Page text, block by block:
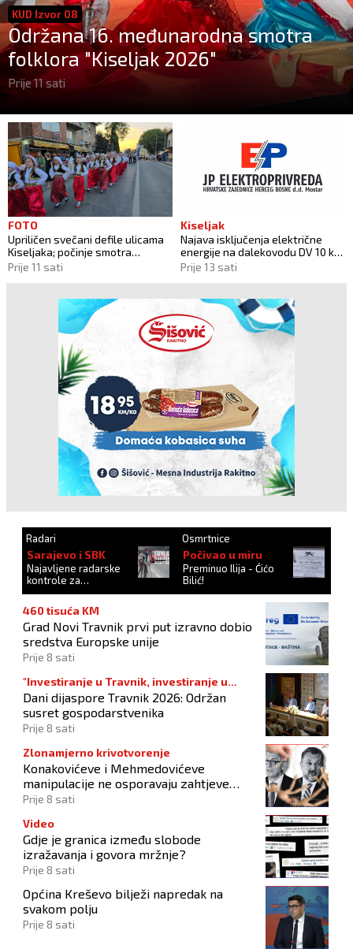
KUD Izvor 08
Održana 16. međunarodna smotra
folklora "Kiseljak 2026"
Prije 11 sati
FOTO
Upriličen svečani defile ulicama
Kiseljaka; počinje smotra
folklora!
Prije 11 sati
Kiseljak
Najava isključenja električne
energije na dalekovodu DV 10 kV
„DALMACIJA“
Prije 13 sati
Radari
Sarajevo i SBK
Najavljene radarske
kontrole za
27.10.2024.
Osmrtnice
Počivao u miru
Preminuo Ilija - Ćićo
Bilić!
460 tisuća KM
Grad Novi Travnik prvi put izravno dobio
sredstva Europske unije
Prije 8 sati
"Investiranje u Travnik, investiranje u
budućnost"
Dani dijaspore Travnik 2026: Održan
susret gospodarstvenika
Prije 8 sati
Zlonamjerno krivotvorenje
Konakovićeve i Mehmedovićeve
manipulacije ne osporavaju zahtjeve
Hrvata
Prije 8 sati
Video
Gdje je granica između slobode
izražavanja i govora mržnje?
Prije 8 sati
Općina Kreševo bilježi napredak na
svakom polju
Prije 8 sati